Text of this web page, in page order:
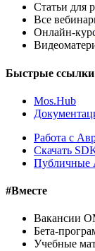
Статьи для
Все
Онлайн-
Быстрые ссылки
Mos.Hub
Работа с
Скачать
Публичные
#Вместе
Вакансии
Бета-
Учебные